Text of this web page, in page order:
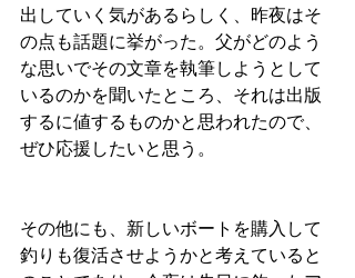
出していく気があるらしく、昨夜はそ
の点も話題に挙がった。父がどのよう
な思いでその文章を執筆しようとして
いるのかを聞いたところ、それは出版
するに値するものかと思われたので、
ぜひ応援したいと思う。
その他にも、新しいボートを購入して
釣りも復活させようかと考えていると